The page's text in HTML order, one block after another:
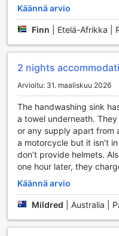
rauhoittavasta
aamuvarhainen
rannalla, Made Roejas
Vesiliikunnan ystäville
mahdollisuuksia
värikkäisiin
Lisäksi, tuulisina päivinä,
vaihtoehtoja, jotka
upeita maisemia. Ja jos
lähellä sijaitseva
Made Roejas Homestay
yhdistää rentoutumisen
kauniissa ympäristössä.
Made Roejas Homestay
Made Roejas Homestay
Käännä arvio
Finn Etelä-Afrikka |
2 nights
Arvioitu: 31. maaliskuu 2026
The handwashing sink
a towel underneath.
or any supply apart from
a motorcycle but it isn’t
don’t provide helmets.
one hour later, they
Käännä arvio
Mildred Australia |